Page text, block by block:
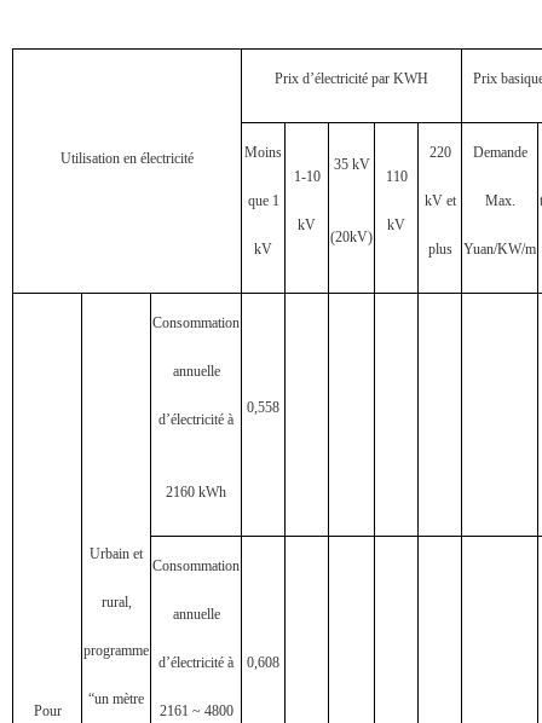
Utilisation en électricité
Prix d’électricité par KWH Prix
Moins
que 1
kV
1-10
kV
35 kV
(20kV)
110
kV
220
kV et
plus
Demande
Max.
Yuan/KW/m
Pour
Urbain et
rural,
programme
“un mètre
Consommation
annuelle
d’électricité à
2160 kWh
0,558
Consommation
annuelle
d’électricité à
2161 ~ 4800
0,608